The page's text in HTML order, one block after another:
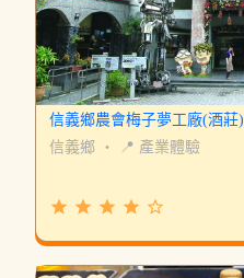
信義鄉農會梅子夢工廠(酒莊)
信義鄉 ・ 📍 產業體驗
grade grade grade grade star_border